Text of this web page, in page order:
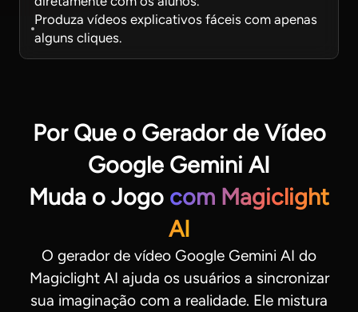
Produza vídeos explicativos fáceis com apenas
alguns cliques.
Por Que o Gerador de Vídeo
Google Gemini AI
Muda o Jogo com Magiclight
AI
O gerador de vídeo Google Gemini AI do
Magiclight AI ajuda os usuários a sincronizar
sua imaginação com a realidade. Ele mistura